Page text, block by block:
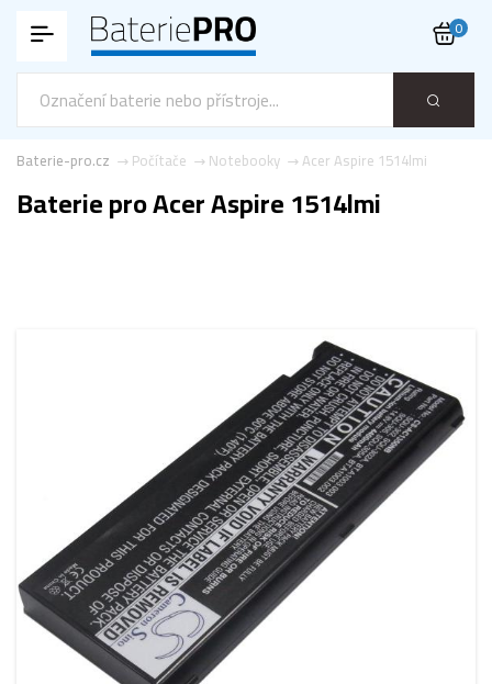
0
Acer Aspire 1514lmi
Notebooky
Počítače
Baterie-pro.cz
Baterie pro Acer Aspire 1514lmi